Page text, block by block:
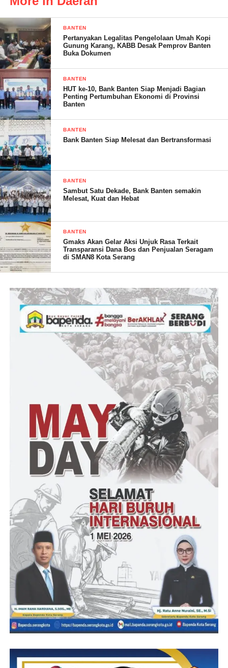
kapasitasnya sebagai istri Haji Muhammad Rudi, Walikota
Batam yang sangat populer, Marlin sering turun bersama
menyaksikan langsung perencanaan, pelaksanaan dan peresmian
pembangunan Kota Batam yang begitu pesat.
“Tak bisa dibantah, posisi Marlin Agustina seperti itu adalah
modal kuat dan merupakan keunggulan nyata jika dibanding
pesaingnya,” tulisnya.
Pengalaman Marlin Agustina menjadi Wagub Kepri, dan juga
perannya dalam mengantarkan pasangan Prabowo Subianto-
Gibran Rakabuming Raka menang telak di Kepri pada Pilpres
2024 menjadi modal bagi Marlin untuk mendongkrak
elektabilitasnya.
Sementara itu figur di bawahnya adalah Amsakar Ahmad, wakil
walikota petahana. Figur ini sejujurnya dirugikan dengan adanya
perhelatan pileg pilres kemarin. Konsentrasi publik lebih fokus
ke pemilu serentak pilres pileg sehingga sosialisasi pilkada
dikesampingkan saat itu. Dengan demikian Amsakar kesulitan
meningkatkan elektabilitasnya. Baru setelah pemilu selesai yang
bersangkutan bisa fokus sosialisasi kembali.
Aldo Serena menilai, jika Marlin Agustina terus konsisten
bergerak dan berhasil meyakinkan publik bahwa estafeta
kepemimpinan di Batam lebih tepat dilanjutkan olehnya, maka
probabilitasnya memenangkan pilwako cukup tinggi.
Terkait teknis survei, populasi surveinya adalah seluruh warga di
Kota Batam yang berumur 17 tahun atau lebih, atau sudah
menikah. Seluruh unit populasi di Kota Batam ini mempunyai
kesempatan yang sama untuk terpilih menjadi sampel. Survei
dilakukan melalui tatap muka secara langsung terhadap 600
responden. Sampel dipilih menggunakan metode multistage
random sampling dengan margin error +/- 4 persen pada tingkat
BANTEN
Pertanyakan Legalitas Pengelolaan Umah Kopi
Gunung Karang, KABB Desak Pemprov Banten
Buka Dokumen
BANTEN
HUT ke-10, Bank Banten Siap Menjadi Bagian
Penting Pertumbuhan Ekonomi di Provinsi
Banten
BANTEN
Bank Banten Siap Melesat dan Bertransformasi
BANTEN
Sambut Satu Dekade, Bank Banten semakin
Melesat, Kuat dan Hebat
BANTEN
Gmaks Akan Gelar Aksi Unjuk Rasa Terkait
Transparansi Dana Bos dan Penjualan Seragam
di SMAN8 Kota Serang